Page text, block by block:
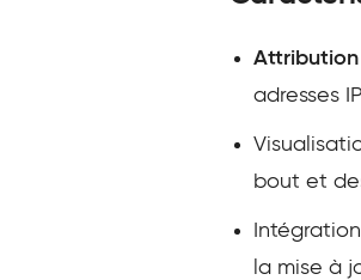
Attribution
adresses
bout et
la mise à